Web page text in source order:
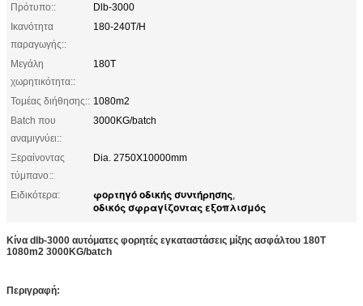
Πρότυπο::
Dlb-3000
Ικανότητα
παραγωγής::
180-240T/H
Μεγάλη
χωρητικότητα::
180T
Τομέας διήθησης:: 1080m2
Batch που
αναμιγνύει::
3000KG/batch
Ξεραίνοντας
τύμπανο::
Dia. 2750X10000mm
Ειδικότερα: φορτηγό οδικής συντήρησης,
οδικός σφραγίζοντας εξοπλισμός
Κίνα dlb-3000 αυτόματες φορητές εγκαταστάσεις μίξης ασφάλτου 180T
1080m2 3000KG/batch
Περιγραφή: